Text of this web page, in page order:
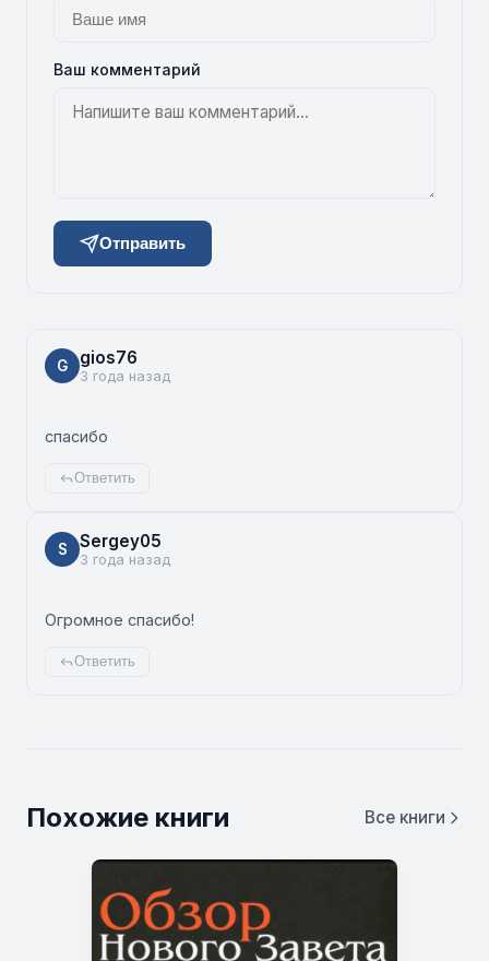
Ваш комментарий
Отправить
G gios76
3 года назад
спасибо
Ответить
S Sergey05
3 года назад
Огромное спасибо!
Ответить
Похожие книги Все книги